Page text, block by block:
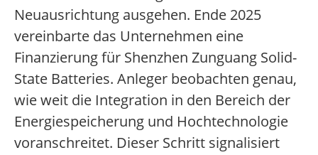
Neuausrichtung ausgehen. Ende 2025
vereinbarte das Unternehmen eine
Finanzierung für Shenzhen Zunguang Solid-
State Batteries. Anleger beobachten genau,
wie weit die Integration in den Bereich der
Energiespeicherung und Hochtechnologie
voranschreitet. Dieser Schritt signalisiert